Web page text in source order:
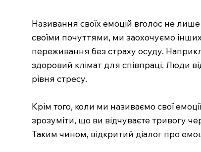
Називання своїх емоцій вголос не
своїми почуттями, ми заохочуємо
переживання без страху осуду.
здоровий клімат для співпраці. Люди
рівня стресу.
Крім того, коли ми називаємо свої
зрозуміти, що ви відчуваєте тривогу
Таким чином, відкритий діалог про